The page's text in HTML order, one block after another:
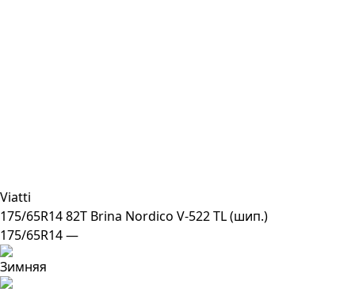
Viatti
175/65R14 82T Brina Nordico V-522 TL (шип.)
175/65R14 —